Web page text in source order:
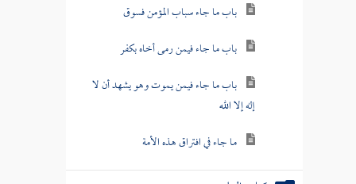
باب ما جاء سباب المؤمن فسوق
باب ما جاء فيمن رمى أخاه بكفر
باب ما جاء فيمن يموت وهو يشهد أن لا
إله إلا الله
ما جاء في افتراق هذه الأمة